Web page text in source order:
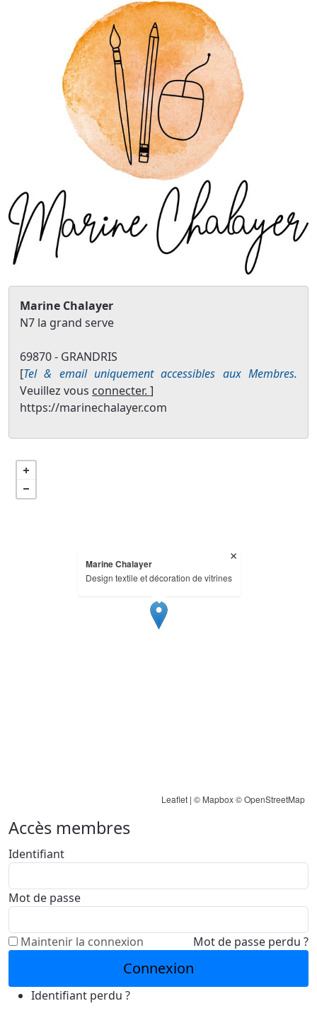
Marine Chalayer
N7 la grand serve
69870 - GRANDRIS
[Tel & email uniquement accessibles aux Membres.
Veuillez vous connecter. ]
https://marinechalayer.com
Marine Chalayer
Design textile et décoration de vitrines
Leaflet | © Mapbox©OpenStreetMap
Accès membres
Identifiant
Mot de passe
Maintenir la connexion Mot de passe perdu ?
Connexion
Identifiant perdu ?